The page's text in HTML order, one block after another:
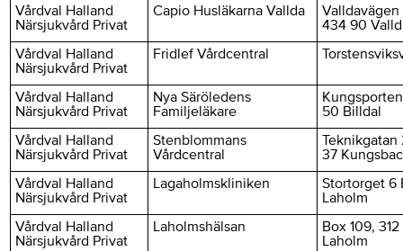
Vårdval Halland
Närsjukvård Privat
Capio Husläkarna Vallda
434 90
Vårdval Halland
Närsjukvård Privat
Fridlef Vårdcentral
Vårdval Halland
Närsjukvård Privat
Nya Säröledens
Familjeläkare
50 Billdal
Vårdval Halland
Närsjukvård Privat
Stenblommans
Vårdcentral
Teknikgatan
37
Vårdval Halland
Närsjukvård Privat
Lagaholmskliniken
Stortorget 6
Laholm
Vårdval Halland
Närsjukvård Privat
Laholmshälsan
Box 109,
Laholm